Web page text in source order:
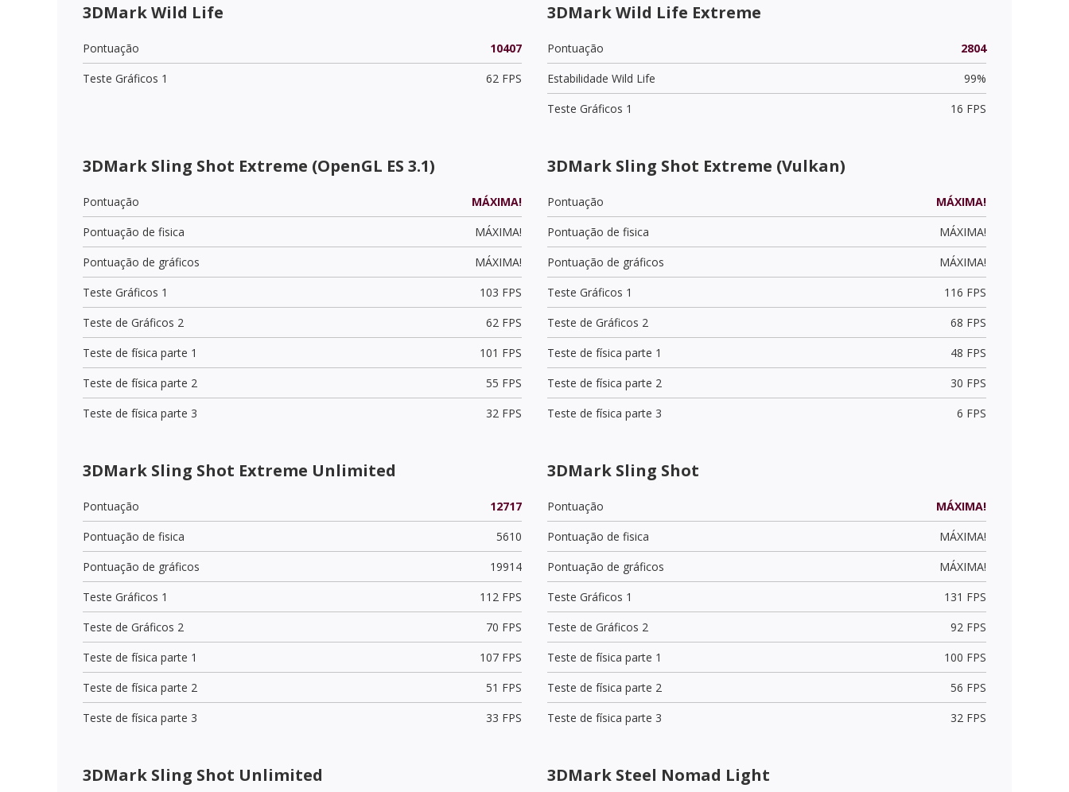
3DMark Wild Life
Pontuação
10407
Teste Gráficos 1
62 FPS
3DMark Wild Life Extreme
Pontuação
2804
Estabilidade Wild Life
99%
Teste Gráficos 1
16 FPS
3DMark Sling Shot Extreme (OpenGL ES 3.1)
Pontuação
MÁXIMA!
Pontuação de fisica
MÁXIMA!
Pontuação de gráficos
MÁXIMA!
Teste Gráficos 1
103 FPS
Teste de Gráficos 2
62 FPS
Teste de física parte 1
101 FPS
Teste de física parte 2
55 FPS
Teste de física parte 3
32 FPS
3DMark Sling Shot Extreme (Vulkan)
Pontuação
MÁXIMA!
Pontuação de fisica
MÁXIMA!
Pontuação de gráficos
MÁXIMA!
Teste Gráficos 1
116 FPS
Teste de Gráficos 2
68 FPS
Teste de física parte 1
48 FPS
Teste de física parte 2
30 FPS
Teste de física parte 3
6 FPS
3DMark Sling Shot Extreme Unlimited
Pontuação
12717
Pontuação de fisica
5610
Pontuação de gráficos
19914
Teste Gráficos 1
112 FPS
Teste de Gráficos 2
70 FPS
Teste de física parte 1
107 FPS
Teste de física parte 2
51 FPS
Teste de física parte 3
33 FPS
3DMark Sling Shot
Pontuação
MÁXIMA!
Pontuação de fisica
MÁXIMA!
Pontuação de gráficos
MÁXIMA!
Teste Gráficos 1
131 FPS
Teste de Gráficos 2
92 FPS
Teste de física parte 1
100 FPS
Teste de física parte 2
56 FPS
Teste de física parte 3
32 FPS
3DMark Sling Shot Unlimited 3DMark Steel Nomad Light